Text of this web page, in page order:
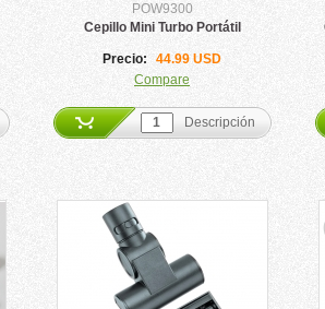
POW9300
Cepillo Mini Turbo Portátil
Precio:
44.99 USD
Compare
Descripción